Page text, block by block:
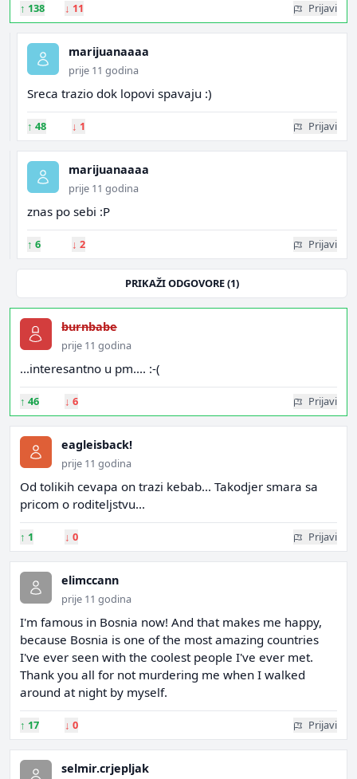
↑ 138 ↓ 11 Prijavi
marijuanaaaa
prije 11 godina
Sreca trazio dok lopovi spavaju :)
↑ 48 ↓ 1 Prijavi
marijuanaaaa
prije 11 godina
znas po sebi :P
↑ 6 ↓ 2 Prijavi
PRIKAŽI ODGOVORE (1)
burnbabe
prije 11 godina
...interesantno u pm.... :-(
↑ 46 ↓ 6 Prijavi
eagleisback!
prije 11 godina
Od tolikih cevapa on trazi kebab... Takodjer smara sa
pricom o roditeljstvu...
↑ 1 ↓ 0 Prijavi
elimccann
prije 11 godina
I'm famous in Bosnia now! And that makes me happy,
because Bosnia is one of the most amazing countries
I've ever seen with the coolest people I've ever met.
Thank you all for not murdering me when I walked
around at night by myself.
↑ 17 ↓ 0 Prijavi
selmir.crjepljak